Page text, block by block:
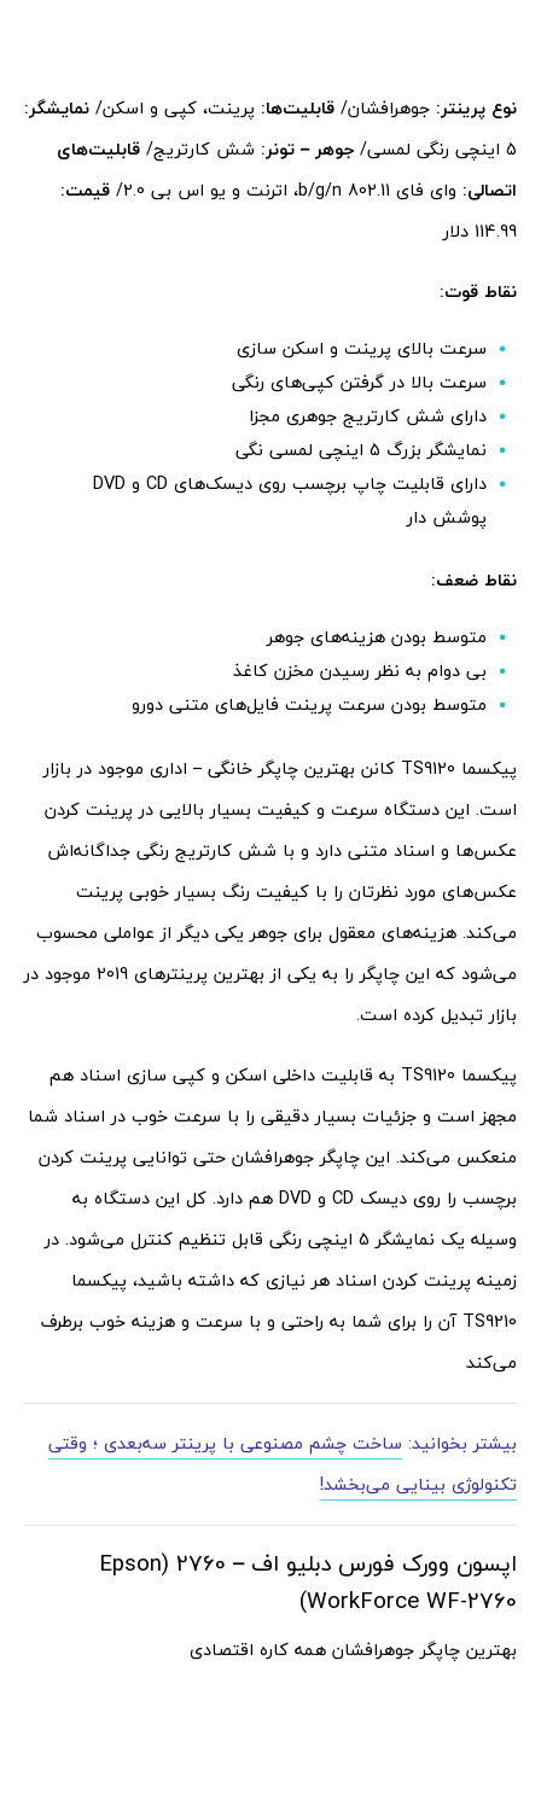
نوع پرینتر: جوهرافشان/ قابلیت‌ها: پرینت، کپی و اسکن/ نمایشگر:
5 اینچی رنگی لمسی/
جوهر – تونر: شش کارتریج/ قابلیت‌های
اتصالی: وای فای 802.11 b/g/n، اترنت و یو اس بی 2.0/
قیمت:
114.99 دلار
نقاط قوت:
سرعت بالای پرینت و اسکن سازی
سرعت بالا در گرفتن کپی‌های رنگی
دارای شش کارتریج جوهری مجزا
نمایشگر بزرگ 5 اینچی لمسی نگی
دارای قابلیت چاپ برچسب روی دیسک‌های CD و DVD
پوشش دار
نقاط ضعف:
متوسط بودن هزینه‌های جوهر
بی دوام به نظر رسیدن مخزن کاغذ
متوسط بودن سرعت پرینت فایل‌های متنی دورو
پیکسما TS9120 کانن بهترین چاپگر خانگی – اداری موجود در بازار
است. این دستگاه سرعت و کیفیت بسیار بالایی در پرینت کردن
عکس‌ها و اسناد متنی دارد و با شش کارتریج رنگی جداگانه‌اش
عکس‌های مورد نظرتان را با کیفیت رنگ بسیار خوبی پرینت
می‌کند. هزینه‌های معقول برای جوهر یکی دیگر از عواملی محسوب
می‌شود که این چاپگر را به یکی از بهترین پرینترهای 2019 موجود در
بازار تبدیل کرده است.
پیکسما TS9120 به قابلیت داخلی اسکن و کپی سازی اسناد هم
مجهز است و جزئیات بسیار دقیقی را با سرعت خوب در اسناد شما
منعکس می‌کند. این چاپگر جوهرافشان حتی توانایی پرینت کردن
برچسب را روی دیسک CD و DVD هم دارد. کل این دستگاه به
وسیله یک نمایشگر 5 اینچی رنگی قابل تنظیم کنترل می‌شود. در
زمینه پرینت کردن اسناد هر نیازی که داشته باشید، پیکسما
TS9210 آن را برای شما به راحتی و با سرعت و هزینه خوب برطرف
می‌کند
بیشتر بخوانید: ساخت چشم مصنوعی با پرینتر سه‌بعدی ؛ وقتی
تکنولوژی بینایی می‌بخشد!
اپسون وورک فورس دبلیو اف – 2760 (Epson
WorkForce WF-2760)
بهترین چاپگر جوهرافشان همه کاره اقتصادی